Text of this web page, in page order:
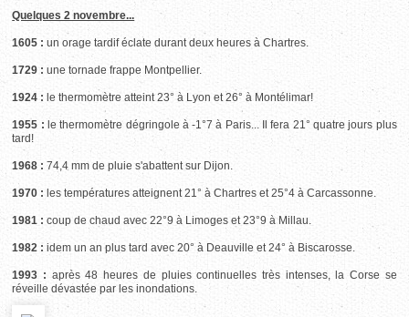
Quelques 2 novembre...
1605 : un orage tardif éclate durant deux heures à Chartres.
1729 : une tornade frappe Montpellier.
1924 : le thermomètre atteint 23° à Lyon et 26° à Montélimar!
1955 : le thermomètre dégringole à -1°7 à Paris... Il fera 21° quatre jours plus
tard!
1968 : 74,4 mm de pluie s'abattent sur Dijon.
1970 : les températures atteignent 21° à Chartres et 25°4 à Carcassonne.
1981 : coup de chaud avec 22°9 à Limoges et 23°9 à Millau.
1982 : idem un an plus tard avec 20° à Deauville et 24° à Biscarosse.
1993 : après 48 heures de pluies continuelles très intenses, la Corse se
réveille dévastée par les inondations.